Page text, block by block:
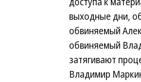
выходные дни,
обвиняемый
обвиняемый
затягивают
Владимир